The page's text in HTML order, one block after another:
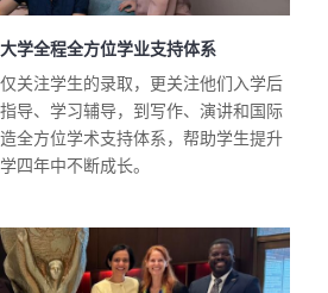
学全程全方位学业支持体系
关注学生的录取，更关注他们入学后
导、学习辅导，到写作、演讲和国际
全方位学术支持体系，帮助学生提升
四年中不断成长。